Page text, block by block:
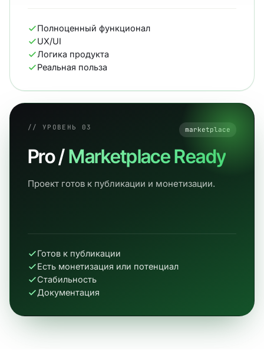
Полноценный функционал
UX/UI
Логика продукта
Реальная польза
marketplace
// УРОВЕНЬ 03
Pro /Marketplace Ready
Проект готов к публикации и монетизации.
Готов к публикации
Есть монетизация или потенциал
Стабильность
Документация